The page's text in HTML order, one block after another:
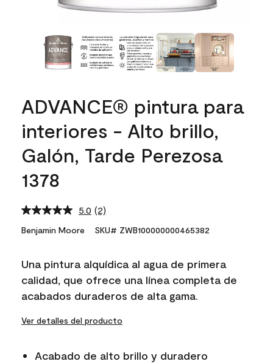
ADVANCE® pintura para
interiores - Alto brillo,
Galón, Tarde Perezosa
1378
5.0 Read
2
Reviews.
link.
(2)
Benjamin Moore SKU# ZWB100000000465382
Una pintura alquídica al agua de primera
calidad, que ofrece una línea completa de
acabados duraderos de alta gama.
Ver detalles del producto
Acabado de alto brillo y duradero